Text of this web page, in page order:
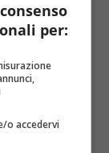
la
per:
o accedervi